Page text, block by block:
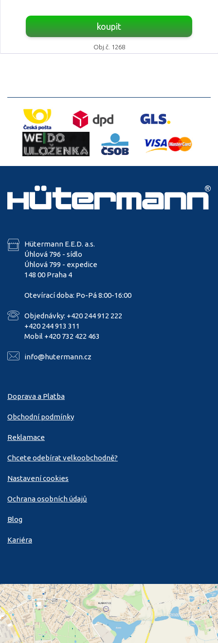
koupit
Obj.č. 1268
Hütermann E.E.D. a.s.
Úhlová 796 - sídlo
Úhlová 799 - expedice
148 00 Praha 4
Otevírací doba: Po-Pá 8:00-16:00
Objednávky: +420 244 912 222
+420 244 913 311
Mobil +420 732 422 463
info@hutermann.cz
Doprava a Platba
Obchodní podmínky
Reklamace
Chcete odebírat velkoobchodně?
Nastavení cookies
Ochrana osobních údajů
Blog
Kariéra